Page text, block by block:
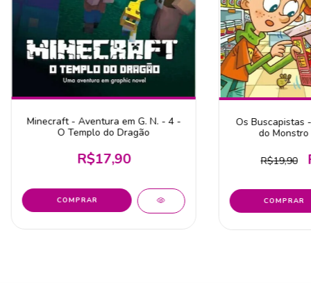
Minecraft - Aventura em G. N. - 4 -
O Templo do Dragão
R$17,90
Os Buscapistas
do
R$19,90